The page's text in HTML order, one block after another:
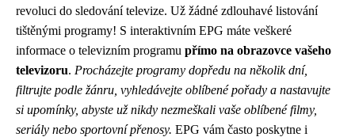
revoluci do sledování televize. Už žádné zdlouhavé listování
tištěnými programy! S interaktivním EPG máte veškeré
informace o televizním programu přímo na obrazovce vašeho
televizoru. Procházejte programy dopředu na několik dní,
filtrujte podle žánru, vyhledávejte oblíbené pořady a nastavujte
si upomínky, abyste už nikdy nezmeškali vaše oblíbené filmy,
seriály nebo sportovní přenosy. EPG vám často poskytne i